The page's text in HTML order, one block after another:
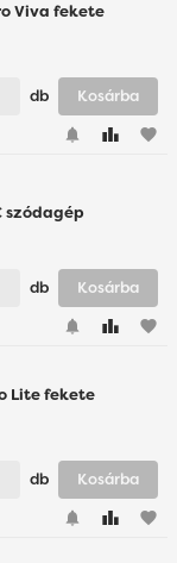
Viva fekete
favorite
db Kosárba
szódagép
favorite
db Kosárba
Lite fekete
favorite
db Kosárba